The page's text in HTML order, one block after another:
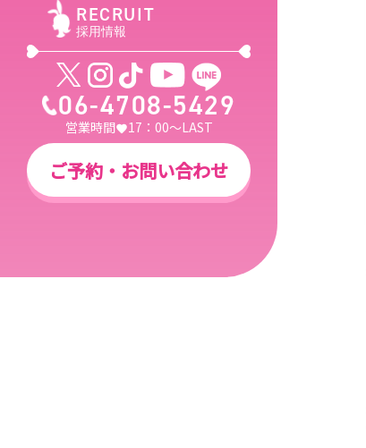
RECRUIT
採用情報
06-4708-5429
営業時間 17：00～LAST
ご予約・お問い合わせ